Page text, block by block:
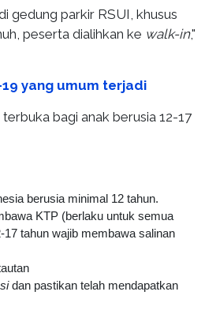
gedung parkir RSUI, khusus
peserta dialihkan ke walk-in,"
yang umum terjadi
bagi anak berusia 12-17
berusia minimal 12 tahun.
KTP (berlaku untuk semua
tahun wajib membawa salinan
dan pastikan telah mendapatkan